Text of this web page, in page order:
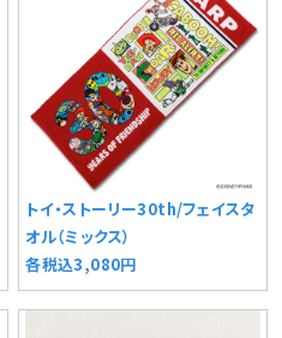
トイ・ストーリー30th/フェイスタ
オル（ミックス）
各税込3,080円